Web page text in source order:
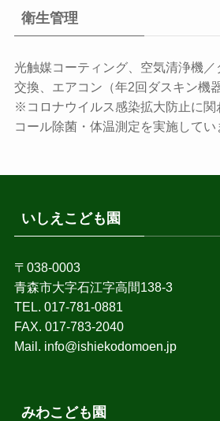
衛生管理
光触媒コーティング、空気清浄機／
交換、エアコン（年2回ダスキン機
※コロナウイルス感染拡大防止に関
コール除菌・体温測定を実施してい
いしえこども園
〒038-0003
青森市大字石江字高間138-3
TEL. 017-781-0881
FAX. 017-783-2040
Mail. info@ishiekodomoen.jp
みわこども園